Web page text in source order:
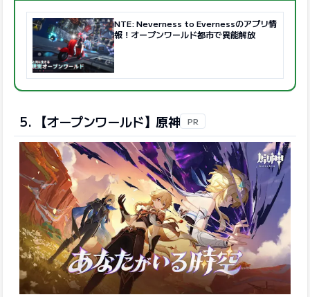
NTE: Neverness to Evernessのアプリ情
報！オープンワールド都市で異能解放
5. 【オープンワールド】原神 PR